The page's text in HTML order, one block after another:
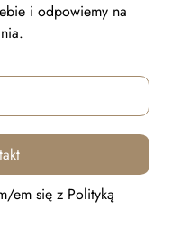
i odpowiemy na
em się z Polityką